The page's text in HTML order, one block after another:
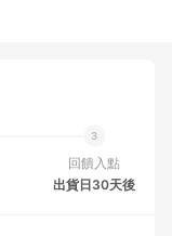
回饋入點
出貨日30天後